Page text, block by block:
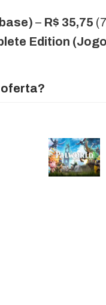
– R$ 35,75
Edition
oferta?